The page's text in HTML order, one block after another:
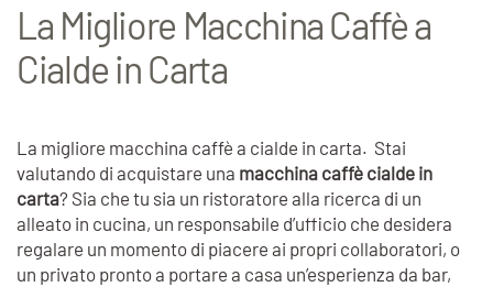
La Migliore Macchina Caffè a
Cialde in Carta
La migliore macchina caffè a cialde in carta. Stai
valutando di acquistare una macchina caffè cialde in
carta? Sia che tu sia un ristoratore alla ricerca di un
alleato in cucina, un responsabile d’ufficio che desidera
regalare un momento di piacere ai propri collaboratori, o
un privato pronto a portare a casa un’esperienza da bar,